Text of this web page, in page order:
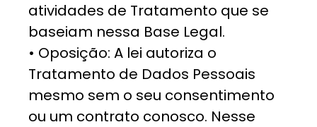
atividades de Tratamento que se
baseiam nessa Base Legal.
• Oposição: A lei autoriza o
Tratamento de Dados Pessoais
mesmo sem o seu consentimento
ou um contrato conosco. Nesse